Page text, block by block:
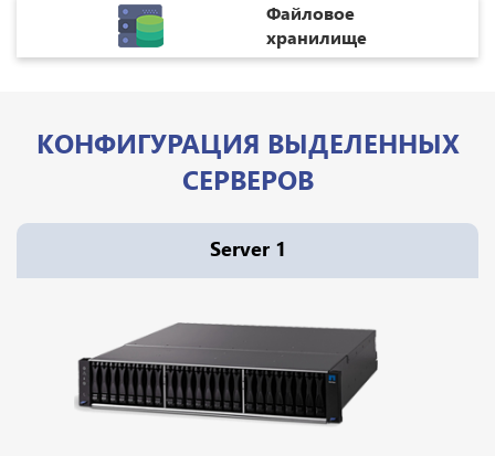
Файловое
хранилище
КОНФИГУРАЦИЯ ВЫДЕЛЕННЫХ
СЕРВЕРОВ
Server 1